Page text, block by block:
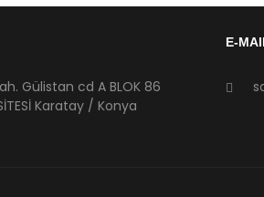
Gülistan cd A BLOK 86
Karatay / Konya
E-